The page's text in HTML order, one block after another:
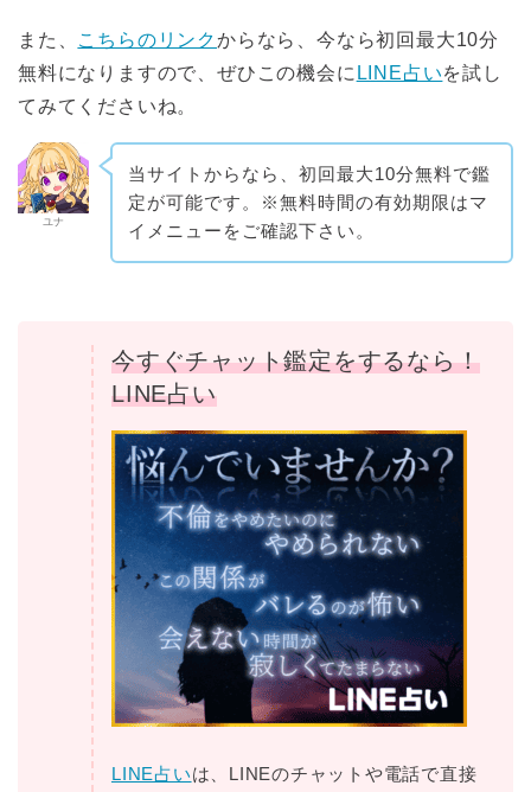
また、 こちらのリンクからなら、今なら初回最大10分
無料になりますので、ぜひこの機会に LINE占いを試し
てみてくださいね。
ユナ
当サイトからなら、初回最大10分無料で鑑
定が可能です。※無料時間の有効期限はマ
イメニューをご確認下さい。
今すぐチャット鑑定をするなら！
LINE占い
LINE占いは、LINEのチャットや電話で直接